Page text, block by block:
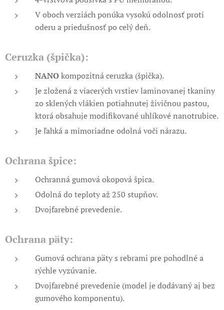
V oboch verziách ponúka vysokú odolnosť proti
oderu a priedušnosť po celý deň.
Ceruzka (špička):
NANOkompozitná ceruzka (špička).
Je zložená z viacerých vrstiev laminovanej tkaniny
zo sklených vlákien potiahnutej živičnou pastou,
ktorá obsahuje modifikované uhlíkové nanotrubice.
Je ľahká a mimoriadne odolná voči nárazu.
Ochrana špice:
Ochranná gumová okopová špica.
Odolná do teploty až 250 stupňov.
Dvojfarebné prevedenie.
Ochrana päty:
Gumová ochrana päty s rebrami pre pohodlné a
rýchle vyzúvanie.
Dvojfarebné prevedenie (model je dodávaný aj bez
gumového komponentu).